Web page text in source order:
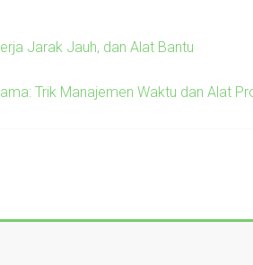
Jarak Jauh, dan Alat Bantu
Trik Manajemen Waktu dan Alat